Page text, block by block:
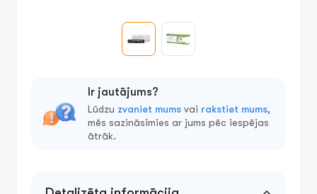
Ir jautājums?
Lūdzu zvaniet mums vai rakstiet mums,
mēs sazināsimies ar jums pēc iespējas
ātrāk.